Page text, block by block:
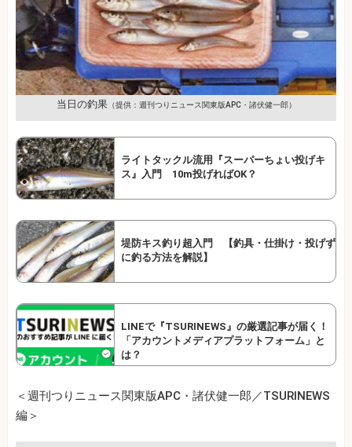
当日の釣果（提供：週刊つりニュース関東版APC・諸伏健一郎）
ライトタックル流用『スーパーちょい投げキ
ス』入門 10m投げればOK？
堤防キス釣り超入門 【釣具・仕掛け・投げず
に釣る方法を解説】
LINEで『TSURINEWS』の厳選記事が届く！
「アカウントメディアプラットフォーム」と
は？
＜週刊つりニュース関東版APC・諸伏健一郎／TSURINEWS
編＞